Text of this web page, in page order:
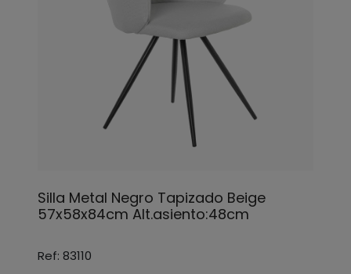
Silla Metal Negro Tapizado Beige
57x58x84cm Alt.asiento:48cm
Ref: 83110